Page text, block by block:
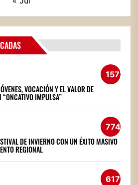
1572
VOCACIÓN Y EL VALOR DE
“ONCATIVO IMPULSA”
774
DE INVIERNO CON UN ÉXITO MASIVO
REGIONAL
617